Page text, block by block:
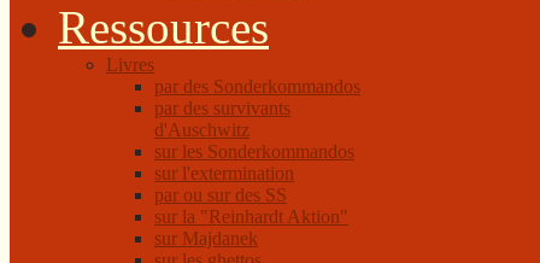
Ressources
Livres
par des Sonderkommandos
par des survivants
d'Auschwitz
sur les Sonderkommandos
sur l'extermination
par ou sur des SS
sur la "Reinhardt Aktion"
sur Majdanek